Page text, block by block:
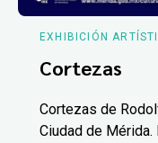
EXHIBICIÓN
Cortezas
Cortezas de
Ciudad de